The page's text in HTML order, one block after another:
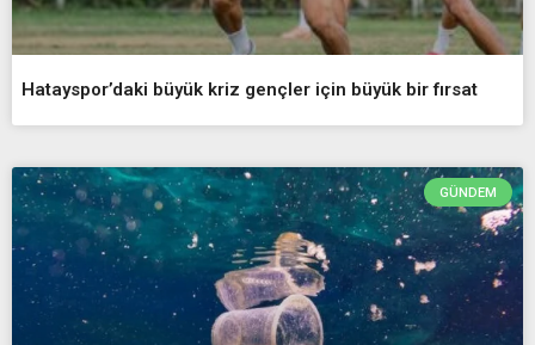
Hatayspor’daki büyük kriz gençler için büyük bir fırsat
GÜNDEM